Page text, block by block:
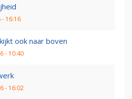
- 16:16
ook naar boven
- 10:40
- 16:02